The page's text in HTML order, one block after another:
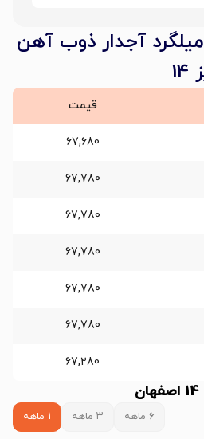
میلگرد آجدار ذوب آهن
قیمت
67,680
67,780
67,780
67,780
67,780
67,780
67,280
۶ ماهه ۳ ماهه ۱ ماهه